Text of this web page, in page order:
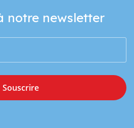
notre newsletter
Souscrire